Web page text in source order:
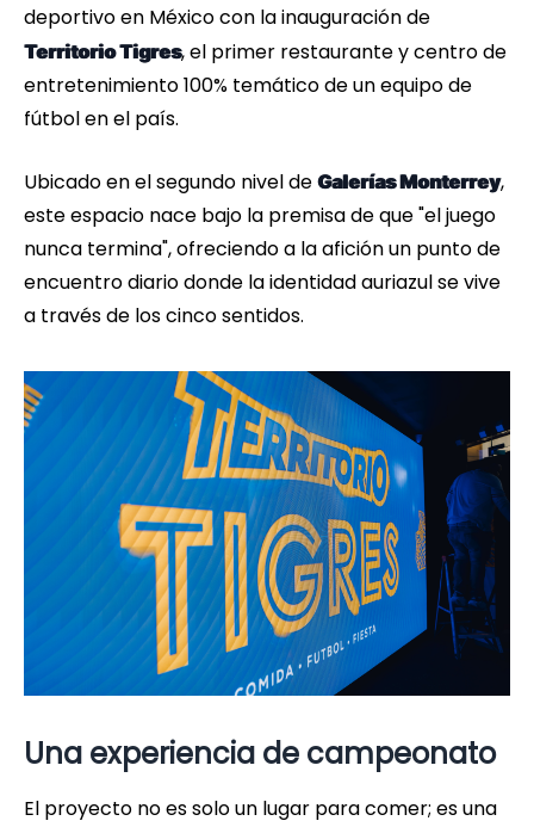
deportivo en México con la inauguración de
Territorio Tigres, el primer restaurante y centro de
entretenimiento 100% temático de un equipo de
fútbol en el país.
Ubicado en el segundo nivel de Galerías Monterrey,
este espacio nace bajo la premisa de que "el juego
nunca termina", ofreciendo a la afición un punto de
encuentro diario donde la identidad auriazul se vive
a través de los cinco sentidos.
Una experiencia de campeonato
El proyecto no es solo un lugar para comer; es una